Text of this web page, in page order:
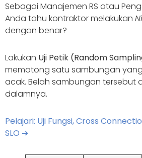
Sebagai Manajemen RS atau
Anda tahu kontraktor melakukan
dengan benar?
Lakukan Uji Petik (Random
memotong satu sambungan
acak. Belah sambungan tersebut
dalamnya.
Pelajari: Uji Fungsi, Cross
SLO ➔